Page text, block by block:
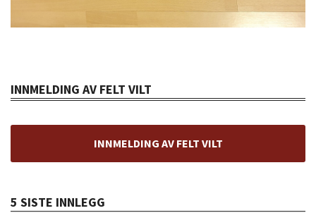
INNMELDING AV FELT VILT
INNMELDING AV FELT VILT
5 SISTE INNLEGG